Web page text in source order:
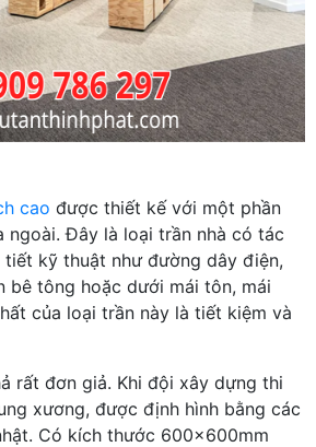
cao được thiết kế với một phần
ngoài. Đây là loại trần nhà có tác
kỹ thuật như đường dây điện,
tông hoặc dưới mái tôn, mái
của loại trần này là tiết kiệm và
rất đơn giả. Khi đội xây dựng thi
xương, được định hình bằng các
Có kích thước 600x600mm